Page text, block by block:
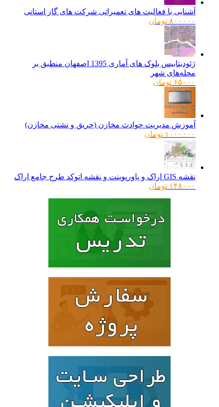
آشنایی با فعالیت های تعمیراتی شرکت های گاز استانی
۸۰۰۰۰۰ تومان
ژئودیتابیس بلوک های آماری 1395 اصفهان منطبق بر
محله‌های شهر
۶۵۰۰۰ تومان
آموزش مدیریت حوادث مخازن (حریق و نشتی مخازن)
۱۰۰۰۰۰۰ تومان
نقشه GIS اراک و پاورپوینت و نقشه اتوکد طرح جامع اراک
۱۴۸۰۰۰ تومان